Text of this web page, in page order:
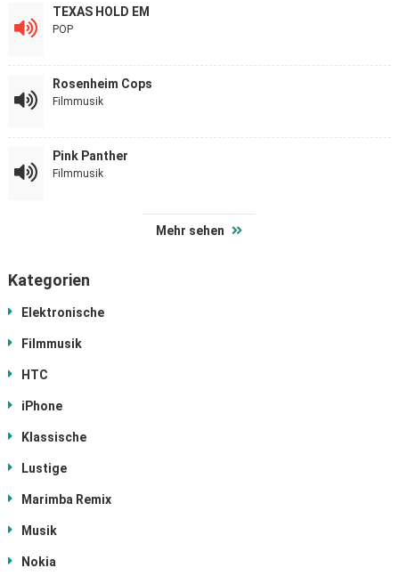
TEXAS HOLD EM
POP
Rosenheim Cops
Filmmusik
Pink Panther
Filmmusik
Mehr sehen
Kategorien
Elektronische
Filmmusik
HTC
iPhone
Klassische
Lustige
Marimba Remix
Musik
Nokia